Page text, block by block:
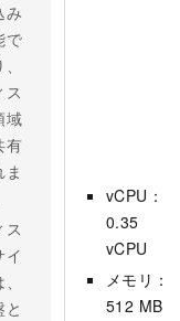
み
で
ス
域
有
ま
ス
イ
と
vCPU：
0.35
vCPU
メモリ：
512 MB